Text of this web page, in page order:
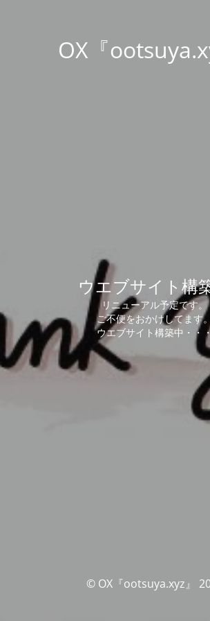
OX『
ウエブサイト構
リニューアル予定です。
ご不便をおかけしてます
ウエブサイト構築中・・・
© OX『ootsuya.xyz』